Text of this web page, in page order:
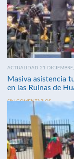
ACTUALIDAD 21
Masiva asistencia
en las Ruinas de
SIN COMENTARIOS